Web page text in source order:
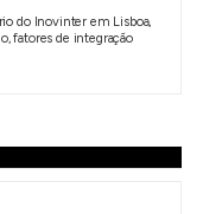
do Inovinter em Lisboa,
fatores de integração